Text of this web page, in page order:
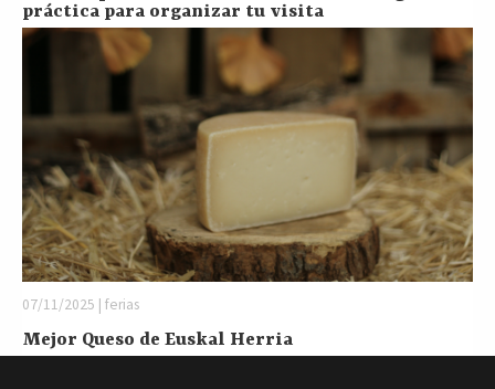
práctica para organizar tu visita
07/11/2025 | ferias
Mejor Queso de Euskal Herria